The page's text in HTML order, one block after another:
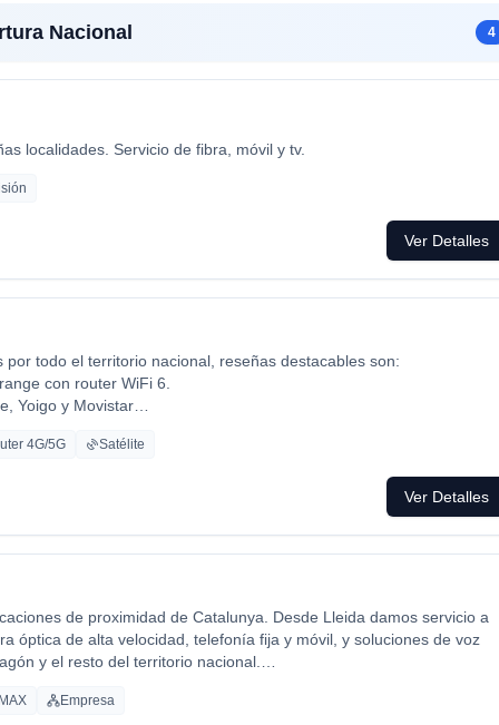
Nacional 4
localidades. Servicio de fibra, móvil y tv.
Ver Detalles
todo el territorio nacional, reseñas destacables son:
con router WiFi 6.
Yoigo y Movistar
de mi empresa de tú a tú para un alta como para un problema, la
de problemas que es lo que está falta la sociedad.
4G/5G Satélite
Ver Detalles
de proximidad de Catalunya. Desde Lleida damos servicio a
óptica de alta velocidad, telefonía fija y móvil, y soluciones de voz
y el resto del territorio nacional.
propia y acuerdos mayoristas con las principales redes del
Empresa